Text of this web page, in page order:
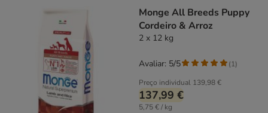
Monge All Breeds Puppy
Cordeiro & Arroz
2 x 12 kg
Preço individual 139,98 €
137,99 €
5,75 € / kg
Avaliar: 5/5 (1)